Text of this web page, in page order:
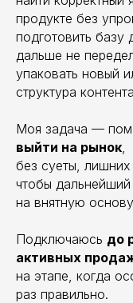
продукте без
подготовить базу
дальше не
упаковать новый
структура
Моя задача —
выйти на рынок,
без суеты,
чтобы
на внятную
Подключаюсь до
активных
на этапе, когда
раз правильно.